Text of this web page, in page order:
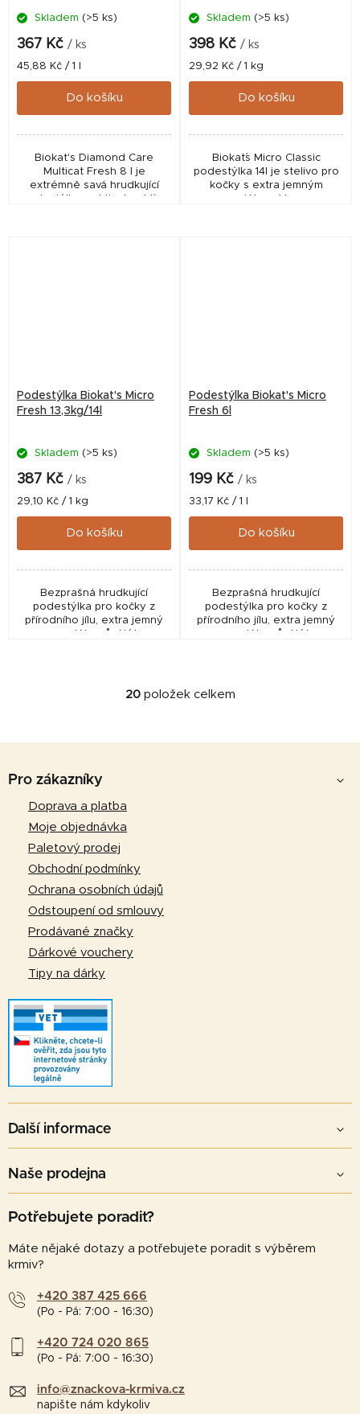
Skladem (>5 ks)
367 Kč / ks
Měrná
cena:
45,88 Kč / 1 l
Do košíku
Biokat's Diamond Care
Multicat Fresh 8 l je
extrémně savá hrudkující
podestýlka s aktivním uhlím,
Skladem (>5 ks)
398 Kč / ks
Měrná
cena:
29,92 Kč / 1 kg
Do košíku
Biokat´s Micro Classic
podestýlka 14l je stelivo pro
kočky s extra jemným
granulátem. Vysoce
Podestýlka Biokat's Micro
Fresh 13,3kg/14l
Skladem (>5 ks)
387 Kč / ks
Měrná
cena:
29,10 Kč / 1 kg
Do košíku
Bezprašná hrudkující
podestýlka pro kočky z
přírodního jílu, extra jemný
Podestýlka Biokat's Micro
Fresh 6l
Skladem (>5 ks)
199 Kč / ks
Měrná
cena:
33,17 Kč / 1 l
Do košíku
Bezprašná hrudkující
podestýlka pro kočky z
přírodního jílu, extra jemný
O
20položek celkem
Pro zákazníky
Doprava a platba
Moje objednávka
Paletový prodej
Obchodní podmínky
Ochrana osobních údajů
Odstoupení od smlouvy
Prodávané značky
Dárkové vouchery
Tipy na dárky
Další informace
Naše prodejna
Potřebujete poradit?
Máte nějaké dotazy a potřebujete poradit s výběrem
krmiv?
+420 387 425 666
(Po - Pá: 7:00 - 16:30)
+420 724 020 865
(Po - Pá: 7:00 - 16:30)
info@znackova-krmiva.cz
napište nám kdykoliv